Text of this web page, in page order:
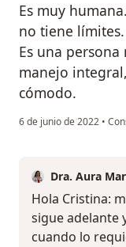
Es muy
no tiene límites.
Es una
manejo
cómodo.
6 de junio de 2022 •
Dra. Aura
Hola Cristina:
sigue adelante
cuando lo